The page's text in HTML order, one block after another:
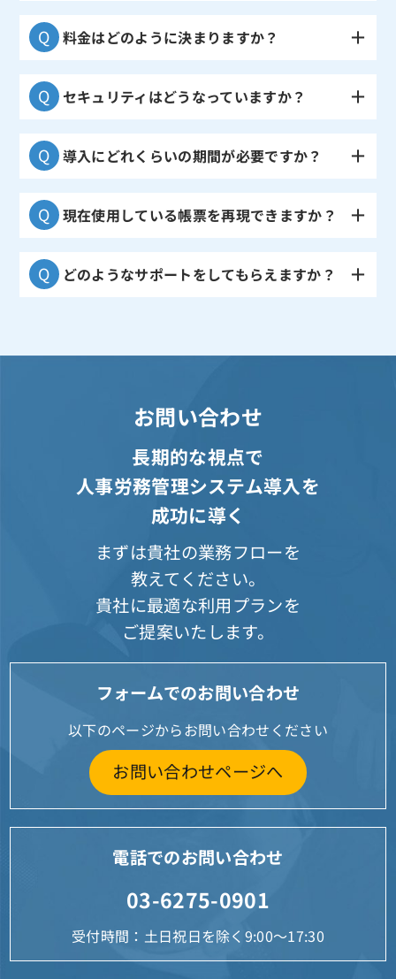
料金はどのように決まりますか？
セキュリティはどうなっていますか？
導入にどれくらいの期間が必要ですか？
現在使用している帳票を再現できますか？
どのようなサポートをしてもらえますか？
お問い合わせ
長期的な視点で
人事労務管理システム導入を
成功に導く
まずは貴社の業務フローを
教えてください。
貴社に最適な利用プランを
ご提案いたします。
フォームでのお問い合わせ
以下のページからお問い合わせください
お問い合わせページへ
電話でのお問い合わせ
03-6275-0901
受付時間：土日祝日を除く9:00～17:30